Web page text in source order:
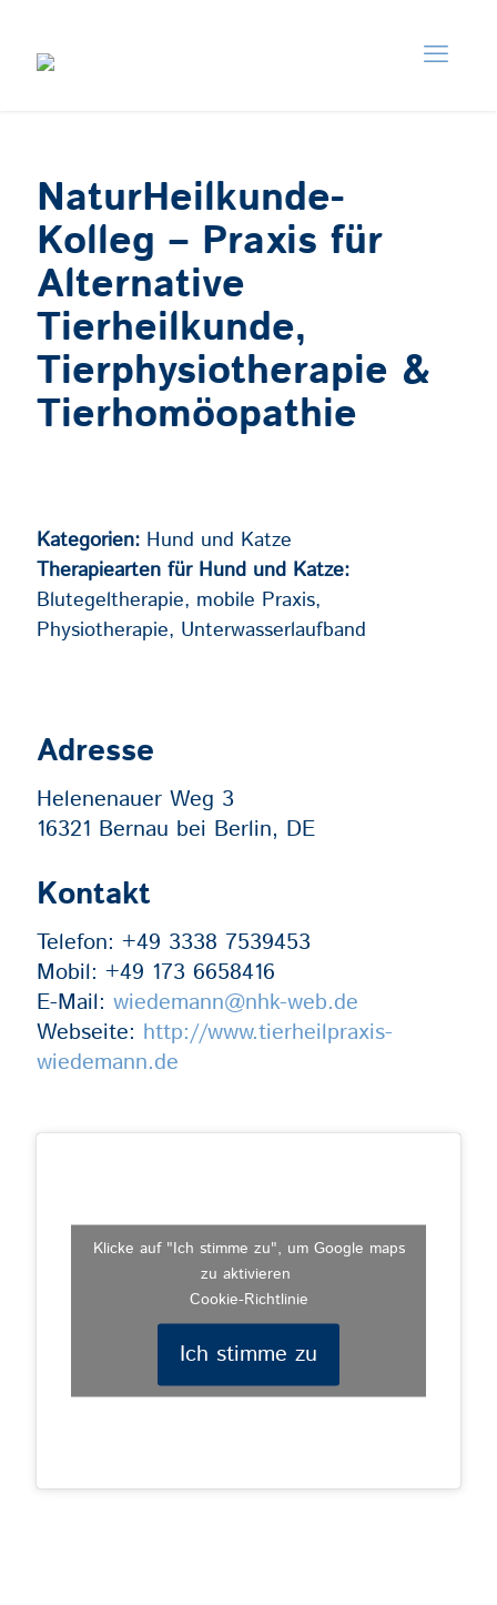
NaturHeilkunde-
Kolleg – Praxis für
Alternative
Tierheilkunde,
Tierphysiotherapie &
Tierhomöopathie
Kategorien: Hund und Katze
Therapiearten für Hund und Katze:
Blutegeltherapie, mobile Praxis,
Physiotherapie, Unterwasserlaufband
Adresse
Helenenauer Weg 3
16321 Bernau bei Berlin, DE
Kontakt
Telefon: +49 3338 7539453
Mobil: +49 173 6658416
E-Mail: wiedemann@nhk-web.de
Webseite: http://www.tierheilpraxis-
wiedemann.de
Klicke auf "Ich stimme zu", um Google maps
zu aktivieren
Cookie-Richtlinie
Ich stimme zu